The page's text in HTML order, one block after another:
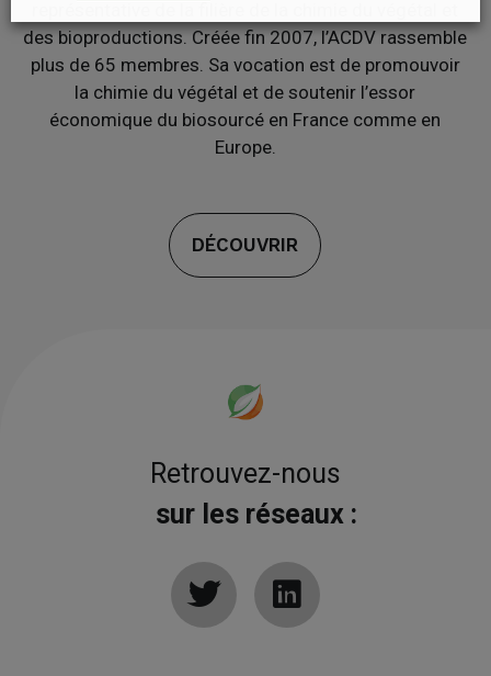
des bioproductions. Créée fin 2007, l’ACDV rassemble
plus de 65 membres. Sa vocation est de promouvoir
la chimie du végétal et de soutenir l’essor
économique du biosourcé en France comme en
Europe.
DÉCOUVRIR
Retrouvez-nous
sur les réseaux :